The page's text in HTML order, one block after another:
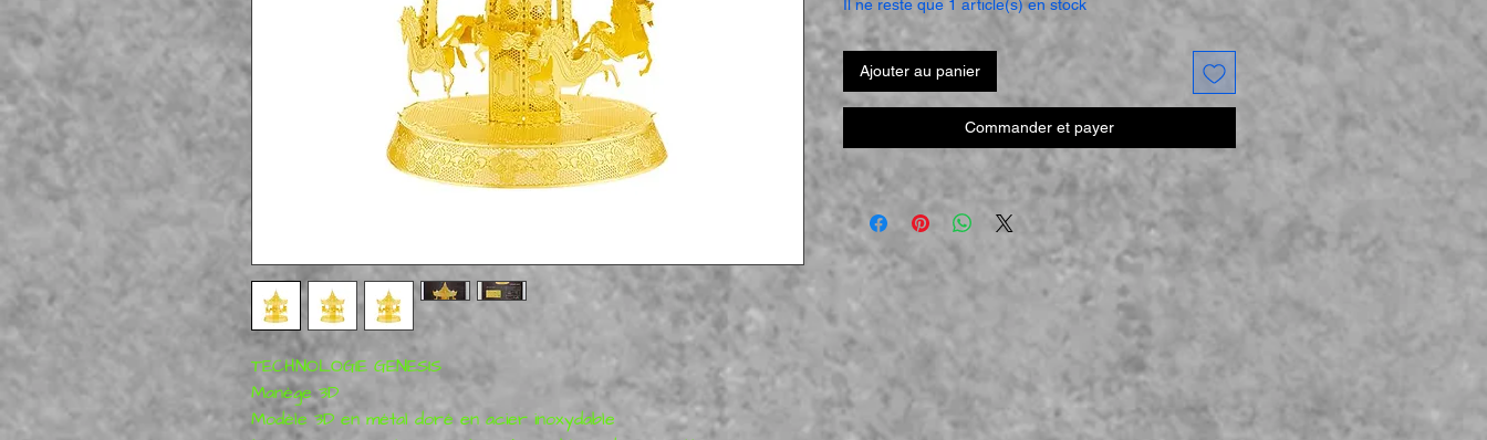
TECHNOLOGIE GENESIS
Manège 3D
Modèle 3D en métal doré en acier inoxydable
Il ne reste que 1 article(s) en stock
Ajouter au panier
Commander et payer